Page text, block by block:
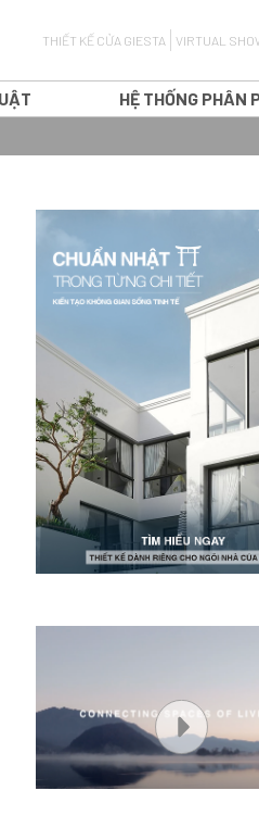
THIẾT KẾ CỬA GIESTA VIRTUAL
CỬA ĐI MỞ LÙA
CỬA ĐI TRƯỢT
CỬA ĐI XẾP
CỬA SỔ MỞ QUAY
CỬA SỔ MỞ LÙA
CỬA SỔ MỞ
HỆ THỐNG PHÂN